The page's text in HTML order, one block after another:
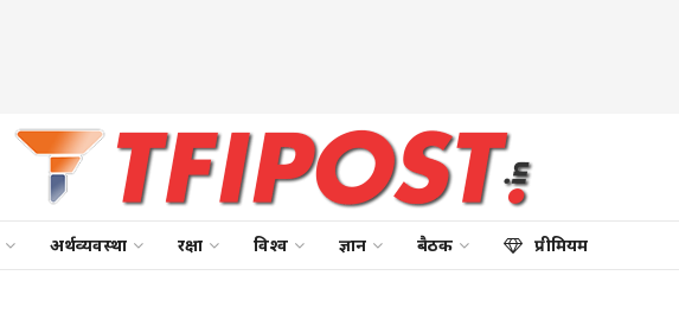
अर्थव्यवस्था रक्षा विश्व ज्ञान बैठक प्रीमियम